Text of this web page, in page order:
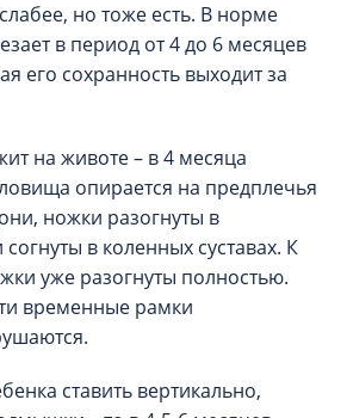
но тоже есть. В норме
в период от 4 до 6 месяцев
его сохранность выходит за
на животе – в 4 месяца
опирается на предплечья
ножки разогнуты в
в коленных суставах. К
уже разогнуты полностью.
временные рамки
ставить вертикально,